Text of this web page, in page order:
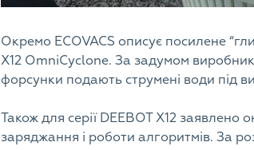
Окремо ECOVACS описує посилене
X12 OmniCyclone. За задумом
форсунки подають струмені води під
Також для серії DEEBOT X12
заряджання і роботи алгоритмів. За